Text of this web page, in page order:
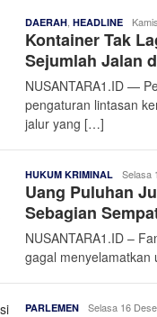
DAERAH HEADLINE Admin
Kontainer Tak
Sejumlah Jalan
NUSANTARA1.ID —
pengaturan lintasan
jalur yang […]
HUKUM KRIMINAL Admin
Selasa
Uang Puluhan
Sebagian
NUSANTARA1.ID –
gagal
PARLEMEN Admin
Selasa 16